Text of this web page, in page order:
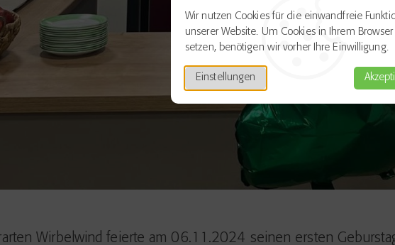
Wir nutzen Cookies für die einwandfreie
unserer Website. Um Cookies in Ihrem Browser
setzen, benötigen wir vorher Ihre Einwilligung.
Einstellungen
Wirbelwind feierte am 06.11.2024 seinen ersten